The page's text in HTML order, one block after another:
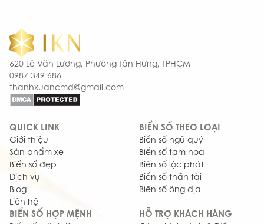
620 Lê Văn Lương, Phường Tân Hưng, TPHCM
0987 349 686
thanhxuancmd@gmail.com
QUICK LINK
Giới thiệu
Sản phẩm xe
Biển số đẹp
Dịch vụ
Blog
Liên hệ
BIỂN SỐ THEO LOẠI
Biển số ngũ quý
Biển số tam hoa
Biển số lộc phát
Biển số thần tài
Biển số ông địa
BIỂN SỐ HỢP MỆNH HỖ TRỢ KHÁCH HÀNG